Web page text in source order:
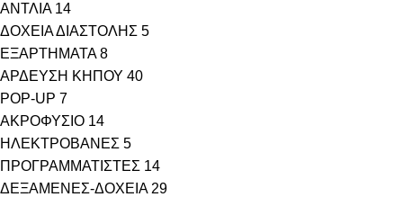
ΑΝΤΛΙΑ 14
ΔΟΧΕΙΑ ΔΙΑΣΤΟΛΗΣ 5
ΕΞΑΡΤΗΜΑΤΑ 8
ΑΡΔΕΥΣΗ ΚΗΠΟΥ 40
POP-UP 7
ΑΚΡΟΦΥΣΙΟ 14
ΗΛΕΚΤΡΟΒΑΝΕΣ 5
ΠΡΟΓΡΑΜΜΑΤΙΣΤΕΣ 14
ΔΕΞΑΜΕΝΕΣ-ΔΟΧΕΙΑ 29